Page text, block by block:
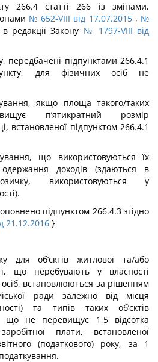
266.4 статті 266 із змінами,
№ 652-VIII від 17.07.2015, №
редакції Закону № 1797-VIII від
передбачені підпунктами 266.4.1
для фізичних осіб не
якщо площа такого/таких
п’ятикратний розмір
встановленої підпунктом 266.4.1
що використовуються їх
доходів (здаються в
використовуються у
підпунктом 266.4.3 згідно
21.12.2016 }
для об’єктів житлової та/або
що перебувають у власності
встановлюються за рішенням
ради залежно від місця
та типів таких об’єктів
що не перевищує 1,5 відсотка
плати, встановленої
(податкового) року, за 1